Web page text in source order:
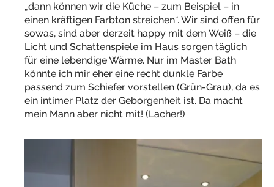
„dann können wir die Küche – zum Beispiel – in
einen kräftigen Farbton streichen“. Wir sind offen für
sowas, sind aber derzeit happy mit dem Weiß – die
Licht und Schattenspiele im Haus sorgen täglich
für eine lebendige Wärme. Nur im Master Bath
könnte ich mir eher eine recht dunkle Farbe
passend zum Schiefer vorstellen (Grün-Grau), da es
ein intimer Platz der Geborgenheit ist. Da macht
mein Mann aber nicht mit! (Lacher!)